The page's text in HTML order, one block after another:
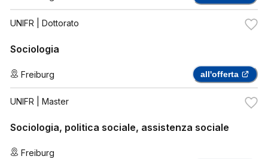
UNIFR | Dottorato
Sociologia
Freiburg all'offerta
UNIFR | Master
Sociologia, politica sociale, assistenza sociale
Freiburg